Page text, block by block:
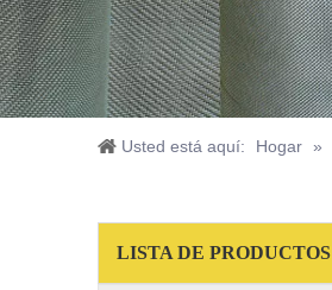
Usted está aquí: Hogar »
LISTA DE PRODUCTOS